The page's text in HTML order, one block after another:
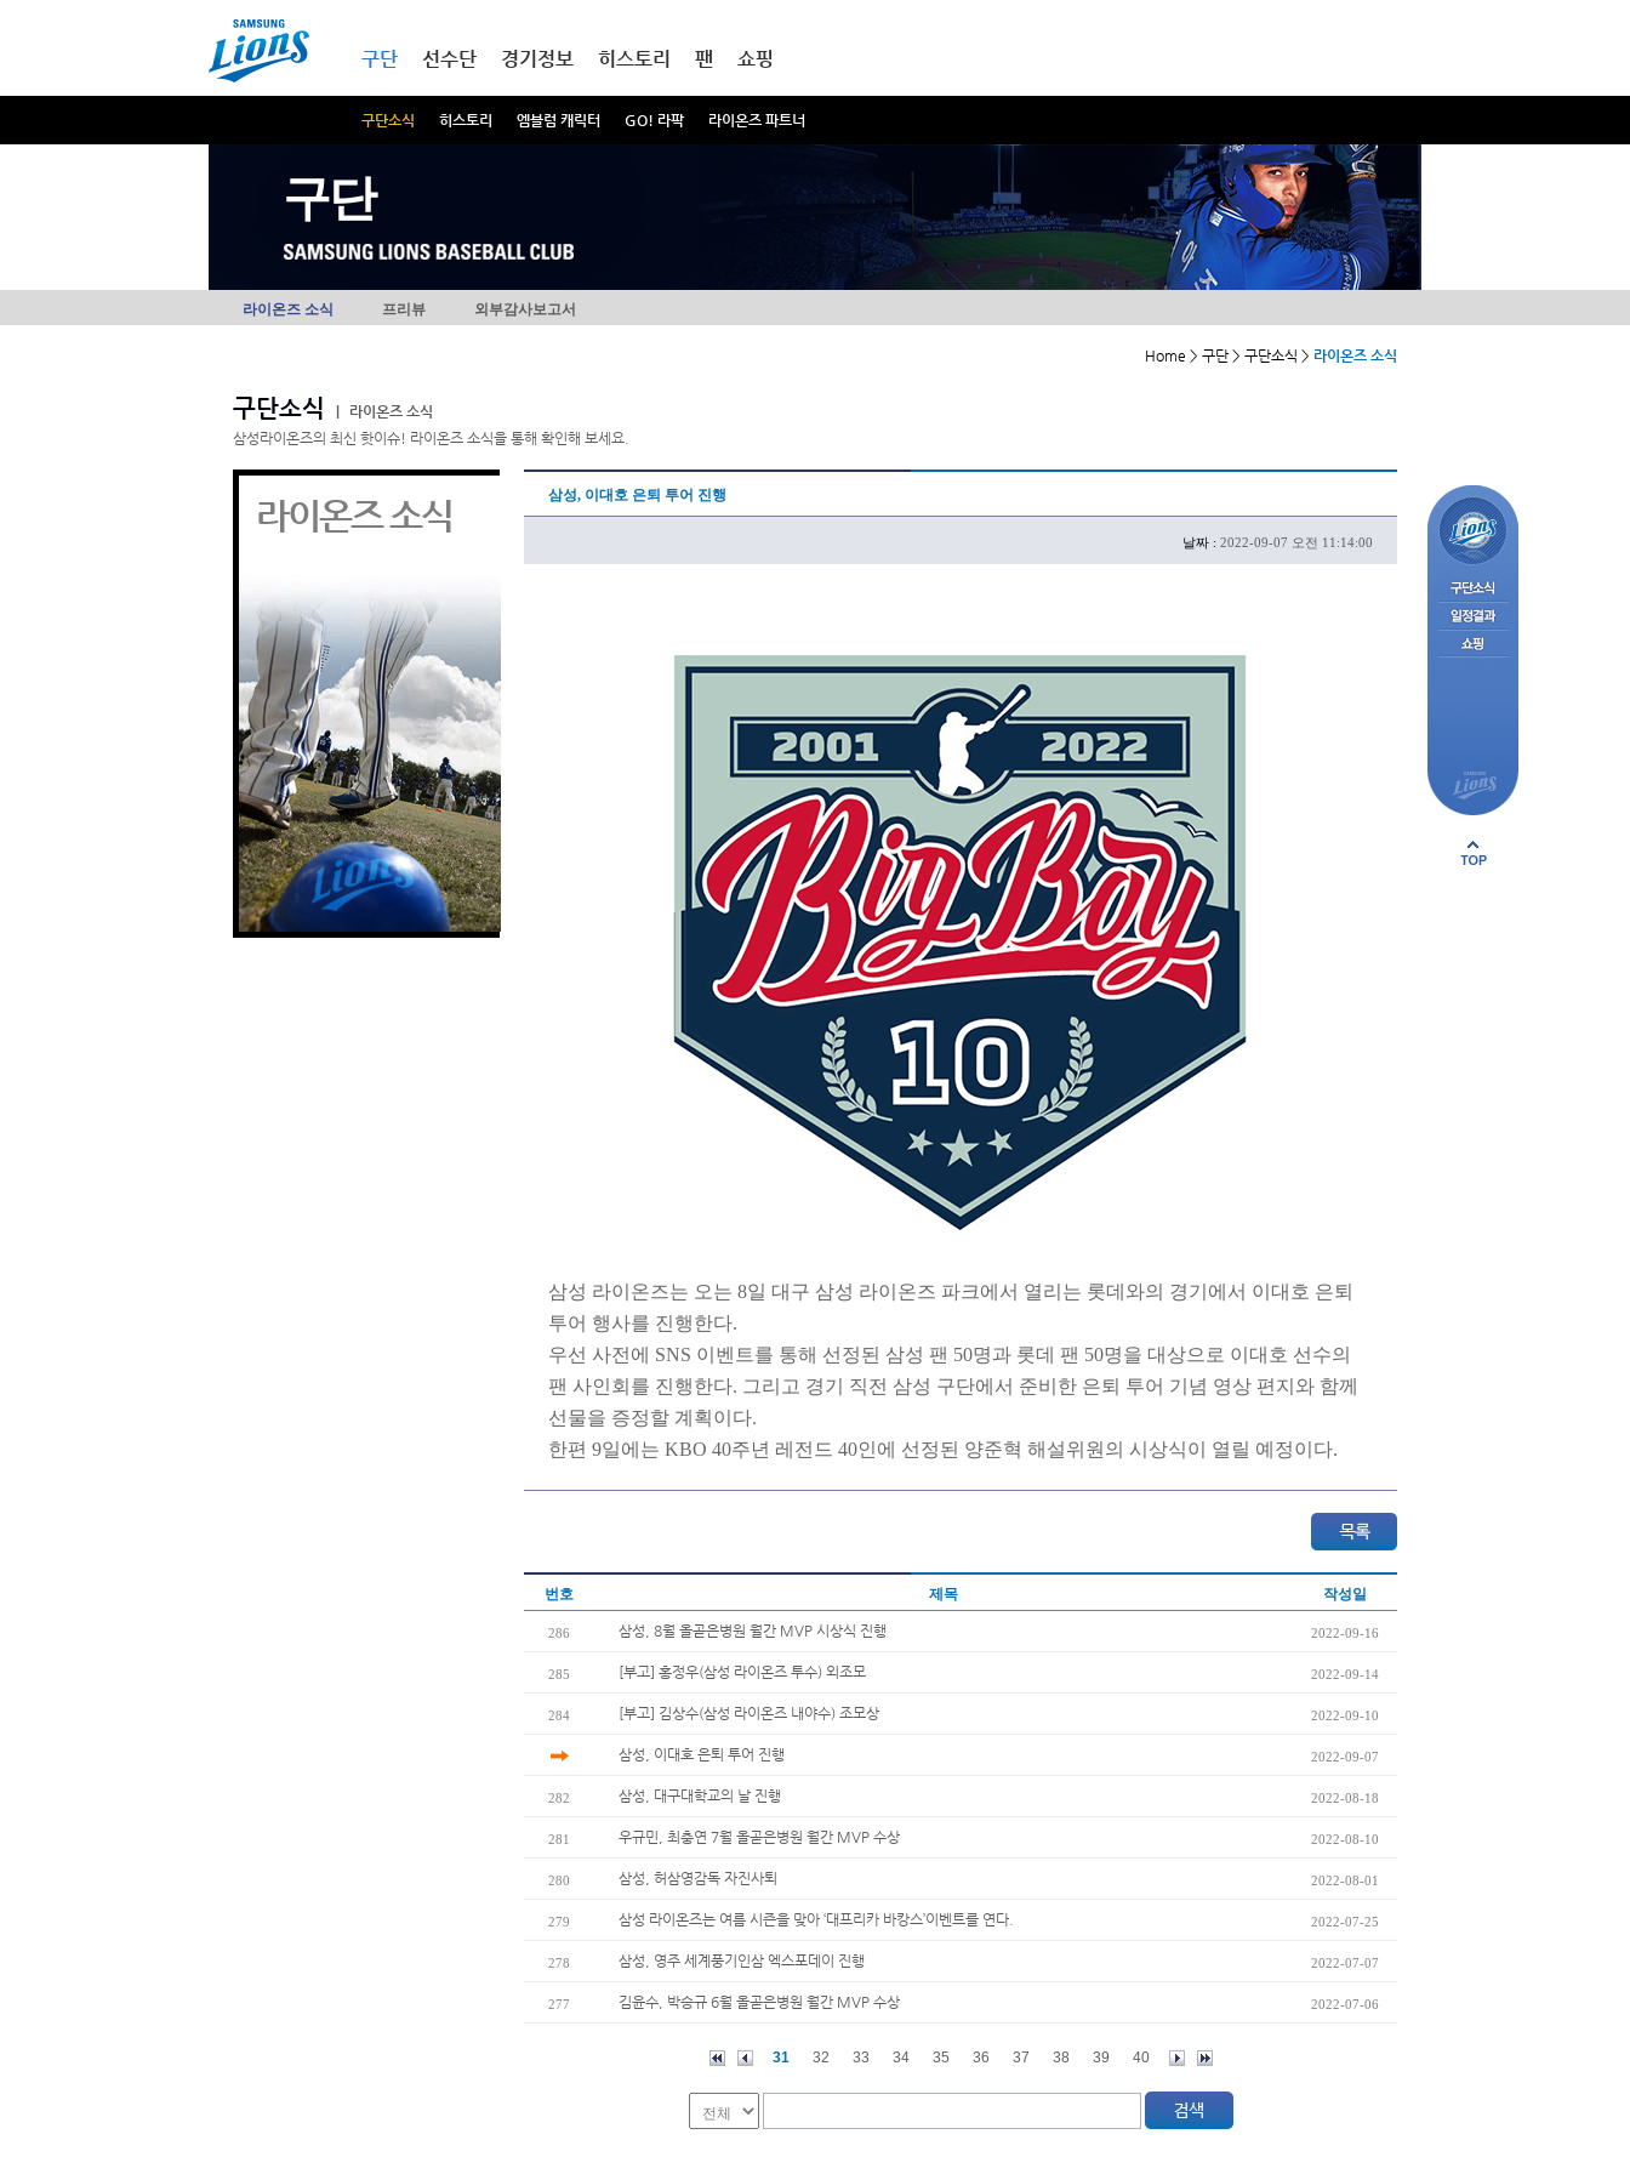
구단
구단소식 히스토리 엠블럼 캐릭터 GO! 라팍 라이온즈 파트너
선수단 경기정보 히스토리 팬 쇼핑
구단
라이온즈 소식 프리뷰 외부감사보고서
Home > 구단 > 구단소식 > 라이온즈 소식
구단소식
라이온즈 소식
삼성라이온즈의 최신 핫이슈! 라이온즈 소식을 통해 확인해 보세요.
라이온즈 소식 삼성, 이대호 은퇴 투어 진행
날짜 : 2022-09-07 오전 11:14:00
삼성 라이온즈는 오는 8일 대구 삼성 라이온즈 파크에서 열리는 롯데와의 경기에서 이대호 은퇴
투어 행사를 진행한다.
우선 사전에 SNS 이벤트를 통해 선정된 삼성 팬 50명과 롯데 팬 50명을 대상으로 이대호 선수의
팬 사인회를 진행한다. 그리고 경기 직전 삼성 구단에서 준비한 은퇴 투어 기념 영상 편지와 함께
선물을 증정할 계획이다.
한편 9일에는 KBO 40주년 레전드 40인에 선정된 양준혁 해설위원의 시상식이 열릴 예정이다.
번호 제목 작성일
286 삼성, 8월 올곧은병원 월간 MVP 시상식 진행 2022-09-16
285 [부고] 홍정우(삼성 라이온즈 투수) 외조모 2022-09-14
284 [부고] 김상수(삼성 라이온즈 내야수) 조모상 2022-09-10
삼성, 이대호 은퇴 투어 진행 2022-09-07
282 삼성, 대구대학교의 날 진행 2022-08-18
281 우규민, 최충연 7월 올곧은병원 월간 MVP 수상 2022-08-10
280 삼성, 허삼영감독 자진사퇴 2022-08-01
279 삼성 라이온즈는 여름 시즌을 맞아 ‘대프리카 바캉스’이벤트를 연다. 2022-07-25
278 삼성, 영주 세계풍기인삼 엑스포데이 진행 2022-07-07
277 김윤수, 박승규 6월 올곧은병원 월간 MVP 수상 2022-07-06
31 32 33 34 35 36 37 38 39 40